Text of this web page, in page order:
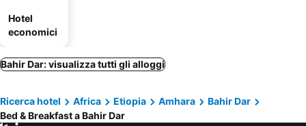
Hotel
economici
Bahir Dar: visualizza tutti gli alloggi
Ricerca hotel Africa Etiopia Amhara
Bahir Dar
Bed & Breakfast a Bahir Dar